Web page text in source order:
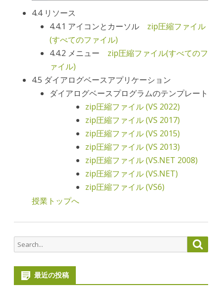
4.4 リソース
4.4.1 アイコンとカーソル zip圧縮ファイル
(すべてのファイル)
4.4.2 メニュー zip圧縮ファイル(すべてのフ
ァイル)
4.5 ダイアログベースアプリケーション
ダイアログベースプログラムのテンプレート
zip圧縮ファイル (VS 2022)
zip圧縮ファイル (VS 2017)
zip圧縮ファイル (VS 2015)
zip圧縮ファイル (VS 2013)
zip圧縮ファイル (VS.NET 2008)
zip圧縮ファイル (VS.NET)
zip圧縮ファイル (VS6)
授業トップへ
Search
for:
最近の投稿